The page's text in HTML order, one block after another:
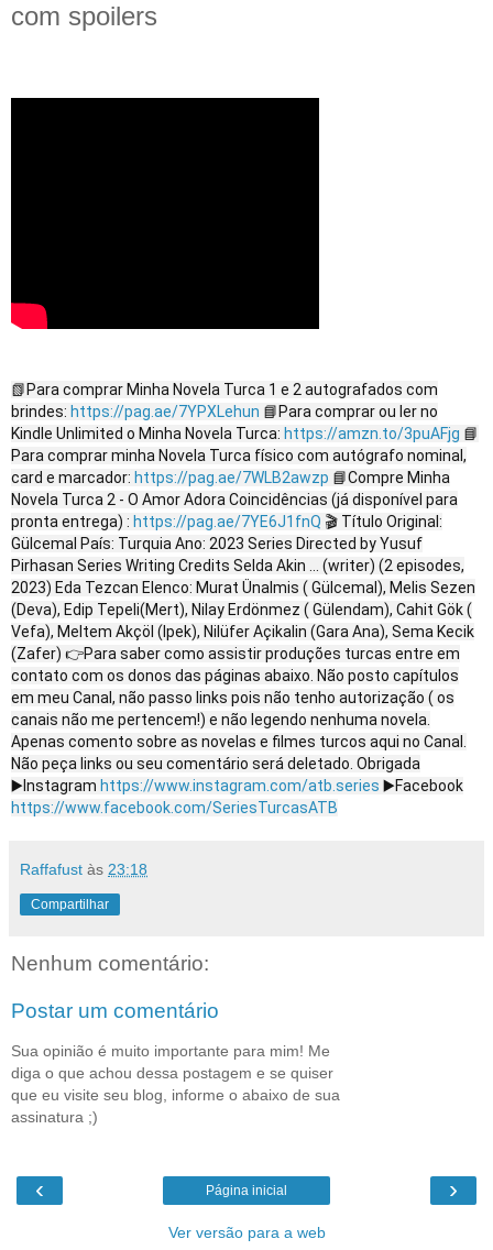
com spoilers
📗Para comprar Minha Novela Turca 1 e 2 autografados com
brindes: https://pag.ae/7YPXLehun 📘Para comprar ou ler no
Kindle Unlimited o Minha Novela Turca: https://amzn.to/3puAFjg 📘
Para comprar minha Novela Turca físico com autógrafo nominal,
card e marcador: https://pag.ae/7WLB2awzp 📘Compre Minha
Novela Turca 2 - O Amor Adora Coincidências (já disponível para
pronta entrega) : https://pag.ae/7YE6J1fnQ 🎬 Título Original:
Gülcemal País: Turquia Ano: 2023 Series Directed by Yusuf
Pirhasan Series Writing Credits Selda Akin ... (writer) (2 episodes,
2023) Eda Tezcan Elenco: Murat Ünalmis ( Gülcemal), Melis Sezen
(Deva), Edip Tepeli(Mert), Nilay Erdönmez ( Gülendam), Cahit Gök (
Vefa), Meltem Akçöl (Ipek), Nilüfer Açikalin (Gara Ana), Sema Kecik
(Zafer) 👉Para saber como assistir produções turcas entre em
contato com os donos das páginas abaixo. Não posto capítulos
em meu Canal, não passo links pois não tenho autorização ( os
canais não me pertencem!) e não legendo nenhuma novela.
Apenas comento sobre as novelas e filmes turcos aqui no Canal.
Não peça links ou seu comentário será deletado. Obrigada
▶️Instagram https://www.instagram.com/atb.series ▶️Facebook
https://www.facebook.com/SeriesTurcasATB
Raffafust às 23:18
Compartilhar
Nenhum comentário:
Postar um comentário
Sua opinião é muito importante para mim! Me
diga o que achou dessa postagem e se quiser
que eu visite seu blog, informe o abaixo de sua
assinatura ;)
‹ ›
Página inicial
Ver versão para a web